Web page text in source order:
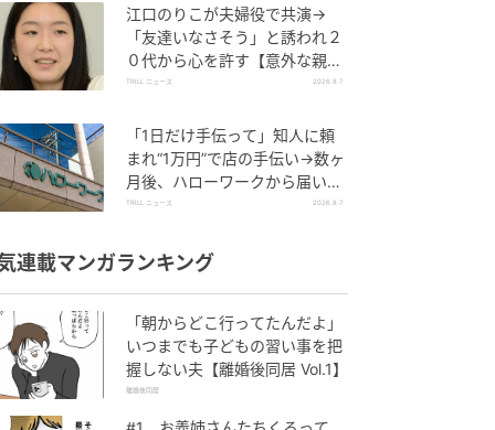
江口のりこが夫婦役で共演→
「友達いなさそう」と誘われ２
０代から心を許す【意外な親友
芸人】とは？
TRILL ニュース 2026.8.7
「1日だけ手伝って」知人に頼
まれ“1万円”で店の手伝い→数ヶ
月後、ハローワークから届いた
電話に50代女性が“青ざめたワ
TRILL ニュース 2026.8.7
連載マンガランキング
「朝からどこ行ってたんだよ」
いつまでも子どもの習い事を把
握しない夫【離婚後同居 Vol.1】
離婚後同居